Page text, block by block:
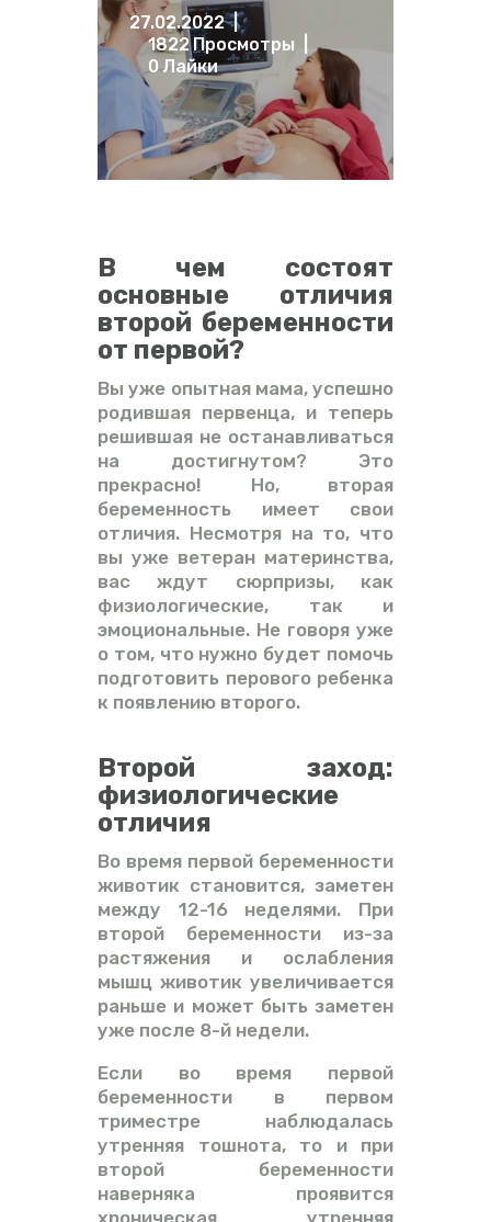
ВИДЕО
ФОРУМ
27.02.2022
1822 Просмотры
0 Лайки
В чем состоят
основные отличия
второй беременности
от первой?
Вы уже опытная мама, успешно
родившая первенца, и теперь
решившая не останавливаться
на достигнутом? Это
прекрасно! Но, вторая
беременность имеет свои
отличия. Несмотря на то, что
вы уже ветеран материнства,
вас ждут сюрпризы, как
физиологические, так и
эмоциональные. Не говоря уже
о том, что нужно будет помочь
подготовить перового ребенка
к появлению второго.
Второй заход:
физиологические
отличия
Во время первой беременности
животик становится, заметен
между 12-16 неделями. При
второй беременности из-за
растяжения и ослабления
мышц животик увеличивается
раньше и может быть заметен
уже после 8-й недели.
Если во время первой
беременности в первом
триместре наблюдалась
утренняя тошнота, то и при
второй беременности
наверняка проявится